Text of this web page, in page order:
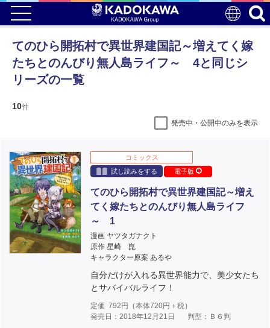
てのひら開拓村で異世界建国記～増えてく嫁
たちとのんびり無人島ライフ～ 4と同じシ
リーズの一覧
10件
発売中・公開中のみを表示
コミックス
試し読みをする
電子版
てのひら開拓村で異世界建国記～増え
てく嫁たちとのんびり無人島ライフ
～ 1
漫画 ヤツタガナクト
原作 星崎 崑
キャラクター原案 あるや
自分だけが入れる異世界能力で、美少女たち
とサバイバルライフ！
定価 792 円（本体720円＋税）
発売日：2018年12月21日
判型：Ｂ６判